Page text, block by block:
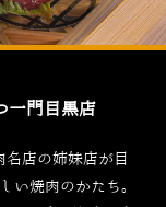
一門目黒店
店の姉妹店が目
い焼肉のかたち。